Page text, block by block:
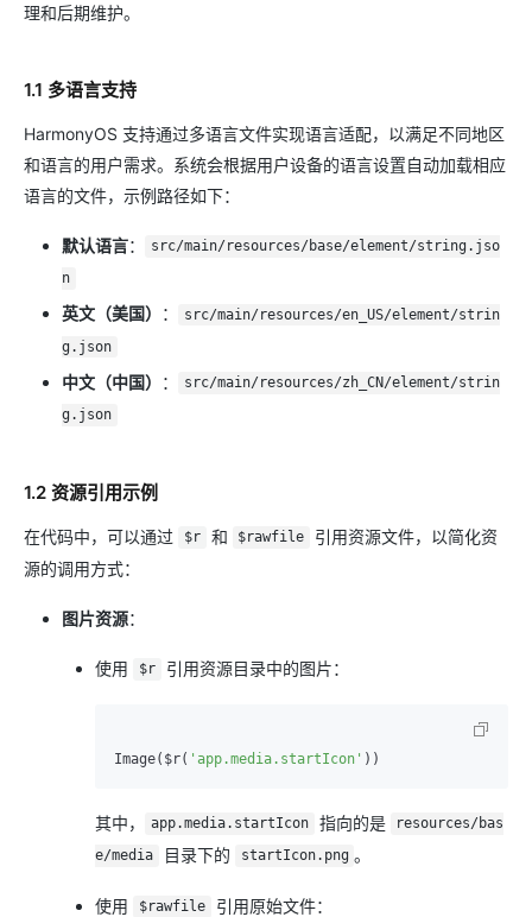
理和后期维护。
1.1 多语言支持
HarmonyOS 支持通过多语言文件实现语言适配，以满足不同地区
和语言的用户需求。系统会根据用户设备的语言设置自动加载相应
语言的文件，示例路径如下：
默认语言：
src/main/resources/base/element/string.jso
n
英文（美国） ：
src/main/resources/en_US/element/strin
g.json
中文（中国） ：
src/main/resources/zh_CN/element/strin
g.json
1.2 资源引用示例
在代码中，可以通过 $r 和 $rawfile
引用资源文件，以简化资
源的调用方式：
图片资源：
使用 $r 引用资源目录中的图片：
Image($r( 'app.media.startIcon'
其中， app.media.startIcon 指向的是
resources/bas
e/media
目录下的 startIcon.png 。
使用 $rawfile 引用原始文件：